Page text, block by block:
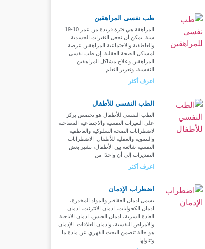
طب نفسى المراهقين
المراهقة هي فترة فريدة من عمر 10-19
سنة. يمكن أن تجعل التغيرات الجسدية
والعاطفية والاجتماعية المراهقين عرضة
لمشاكل الصحة العقلية. إن طب نفسى
المراهقين وعلاج مشاكل المراهقين
النفسية، وتعزيز التعلم
اعرف أكثر
الطب النفسي للأطفال
الطب النفسي للأطفال هو تخصص يركز
على التغيرات النفسية والاجتماعية المصاحبة
لاضطرابات الصحة السلوكية والعاطفية
والتنموية والعقلية للأطفال. الاضطرابات
النفسية شائعة بين الأطفال، تشير بعض
التقديرات إلى أن واحدًا من
اعرف أكثر
اضطراب الإدمان
يشمل ادمان العقاقير والمواد المخدرة،
ادمان الكحوليات، ادمان الانترنت، ادمان
العادة السرية، ادمان الجنس، ادمان الاباحية
والامراض النفسية، وادمان العلاقات. الإدمان
هو حالة تتضمن البحث القهري عن مادة ما
وتناولها